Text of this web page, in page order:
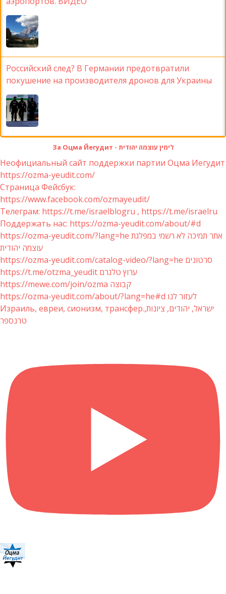
Российский след? В Германии предотвратили
покушение на производителя дронов для Украины
За Оцма Йегудит - לימין עוצמה יהודית
Неофициальный сайт поддержки партии Оцма Иегудит
https://ozma-yeudit.com/
Страница Фейсбук:
https://www.facebook.com/ozmayeudit/
Телеграм: https://t.me/israelblogru , https://t.me/israelru
Поддержать нас: https://ozma-yeudit.com/about/#d
https://ozma-yeudit.com/?lang=he אתר תמיכה לא רשמי במפלגת
עוצמה יהודית
https://ozma-yeudit.com/catalog-video/?lang=he סרטונים
https://t.me/otzma_yeudit ערוץ טלגרם
https://mewe.com/join/ozma קבוצה
https://ozma-yeudit.com/about/?lang=he#d לעזור לנו
Израиль, евреи, сионизм, трансфер.ישראל, יהודים, ציונות,
טרנספר